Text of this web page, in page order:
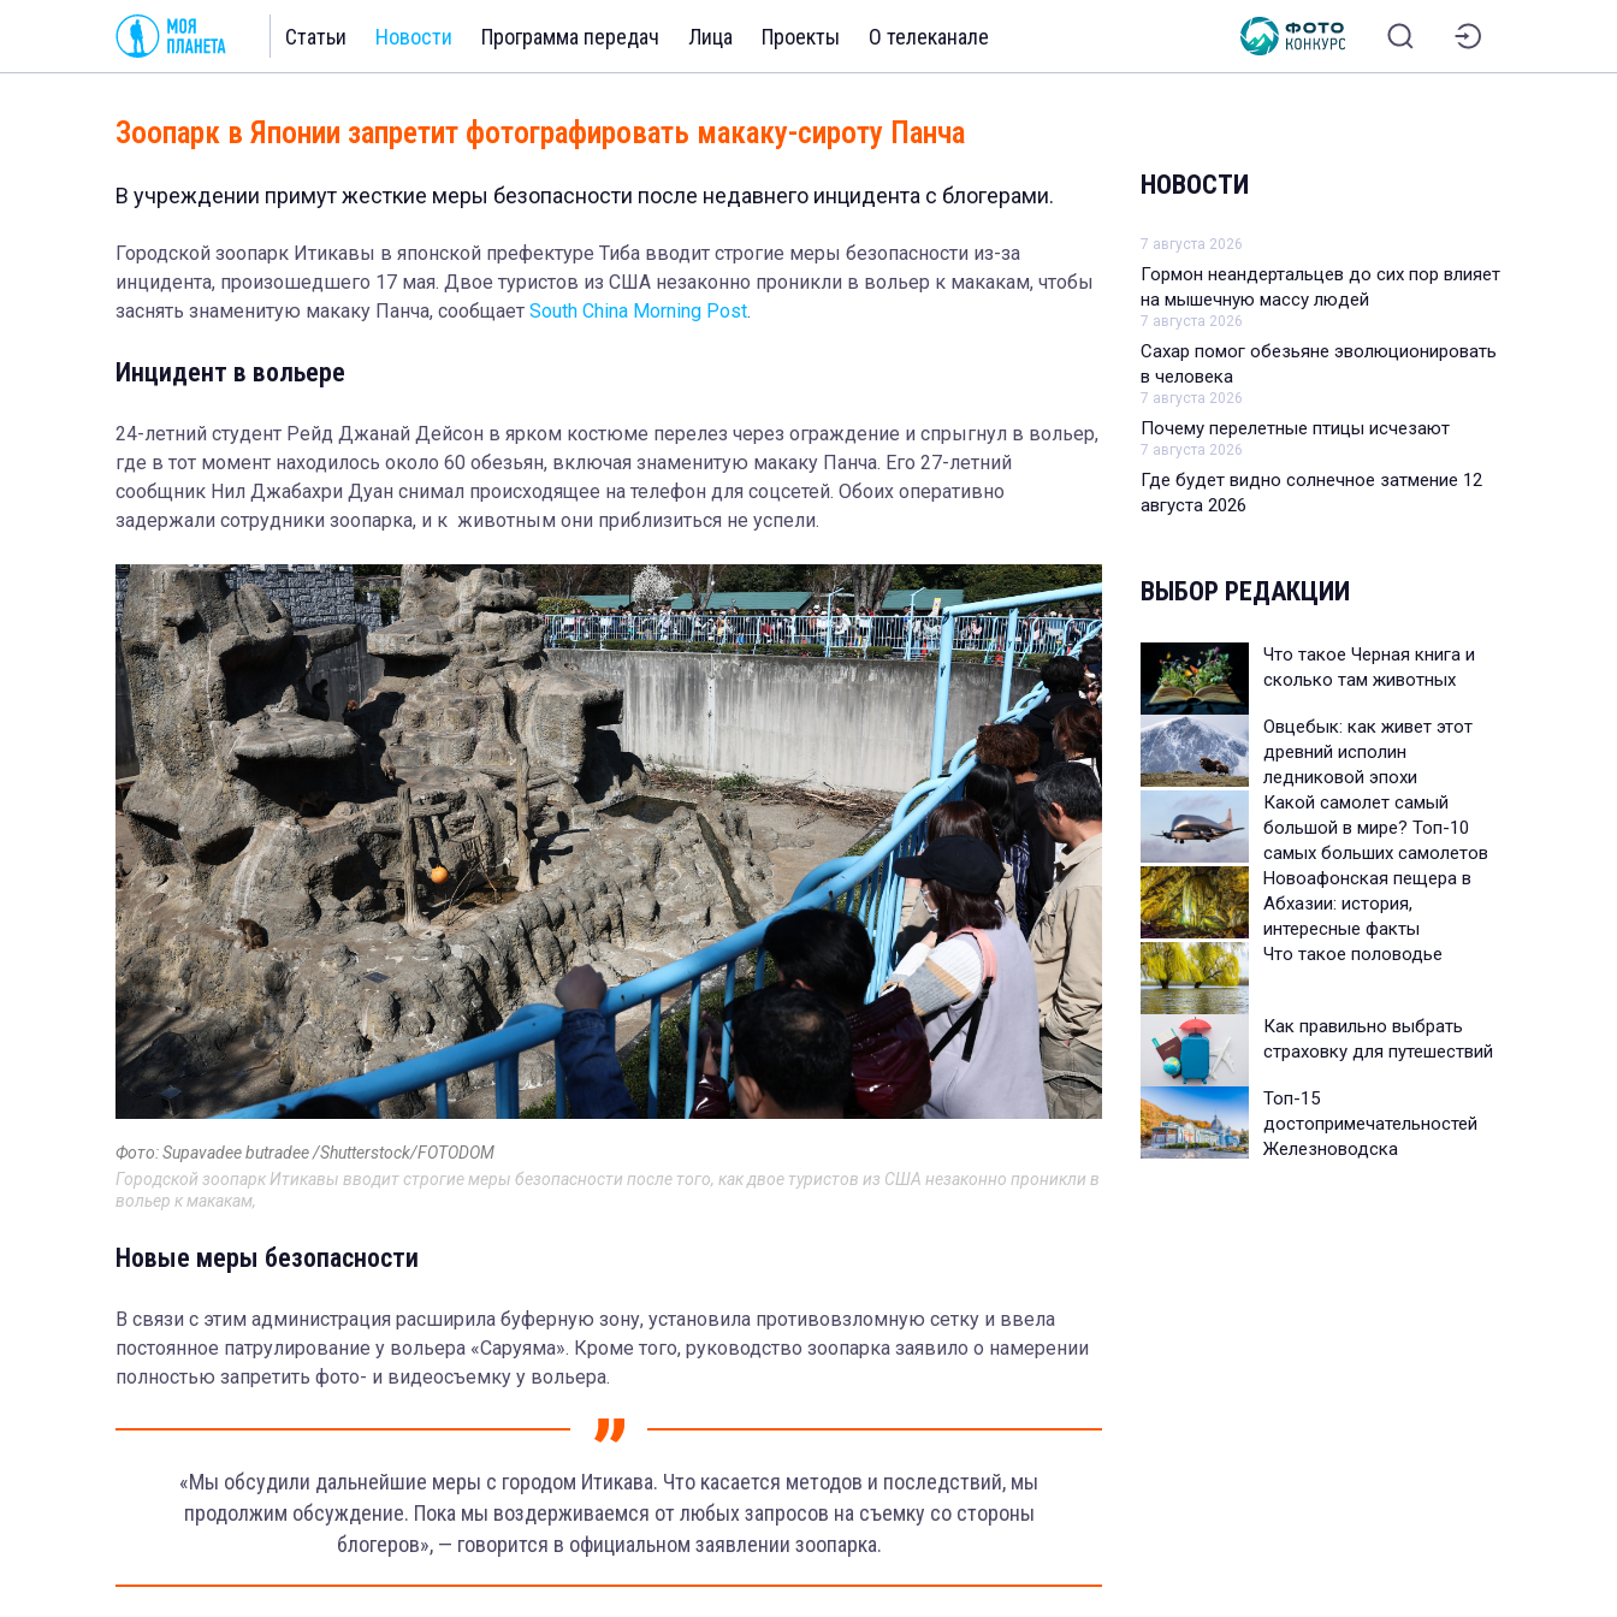
Статьи Новости Программа передач Лица Проекты О телеканале
Зоопарк в Японии запретит фотографировать макаку-сироту Панча
В учреждении примут жесткие меры безопасности после недавнего инцидента с блогерами.
Городской зоопарк Итикавы в японской префектуре Тиба вводит строгие меры безопасности из-за
инцидента, произошедшего 17 мая. Двое туристов из США незаконно проникли в вольер к макакам, чтобы
заснять знаменитую макаку Панча, сообщает South China Morning Post.
Инцидент в вольере
24-летний студент Рейд Джанай Дейсон в ярком костюме перелез через ограждение и спрыгнул в вольер,
где в тот момент находилось около 60 обезьян, включая знаменитую макаку Панча. Его 27-летний
сообщник Нил Джабахри Дуан снимал происходящее на телефон для соцсетей. Обоих оперативно
задержали сотрудники зоопарка, и к животным они приблизиться не успели.
Фото: Supavadee butradee /Shutterstock/FOTODOM
Городской зоопарк Итикавы вводит строгие меры безопасности после того, как двое туристов из США незаконно проникли в
вольер к макакам,
Новые меры безопасности
В связи с этим администрация расширила буферную зону, установила противовзломную сетку и ввела
постоянное патрулирование у вольера «Саруяма». Кроме того, руководство зоопарка заявило о намерении
полностью запретить фото- и видеосъемку у вольера.
«Мы обсудили дальнейшие меры с городом Итикава. Что касается методов и последствий, мы
продолжим обсуждение. Пока мы воздерживаемся от любых запросов на съемку со стороны
блогеров», — говорится в официальном заявлении зоопарка.
НОВОСТИ
7 августа 2026
Гормон неандертальцев до сих пор влияет
на мышечную массу людей
7 августа 2026
Сахар помог обезьяне эволюционировать
в человека
7 августа 2026
Почему перелетные птицы исчезают
7 августа 2026
Где будет видно солнечное затмение 12
августа 2026
ВЫБОР РЕДАКЦИИ
Что такое Черная книга и
сколько там животных
Овцебык: как живет этот
древний исполин
ледниковой эпохи
Какой самолет самый
большой в мире? Топ-10
самых больших самолетов
Новоафонская пещера в
Абхазии: история,
интересные факты
Что такое половодье
Как правильно выбрать
страховку для путешествий
Топ-15
достопримечательностей
Железноводска